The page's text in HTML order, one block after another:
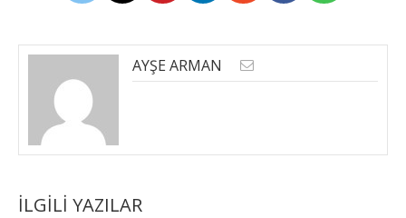
AYŞE ARMAN
İLGILI YAZILAR